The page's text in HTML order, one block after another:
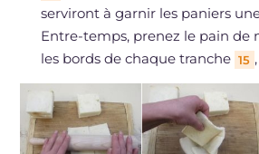
serviront à garnir les paniers
Entre-temps, prenez le pain de
les bords de chaque tranche 15 ,